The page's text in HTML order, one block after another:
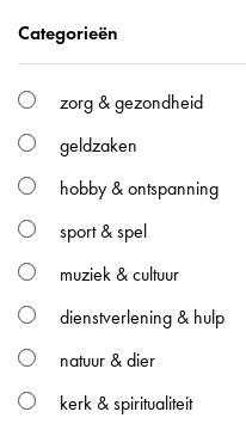
Categorieën
zorg & gezondheid
geldzaken
hobby & ontspanning
sport & spel
muziek & cultuur
dienstverlening & hulp
natuur & dier
kerk & spiritualiteit